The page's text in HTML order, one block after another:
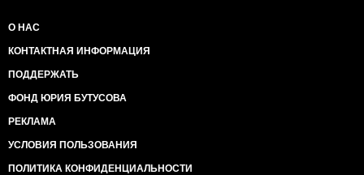
О НАС
КОНТАКТНАЯ ИНФОРМАЦИЯ
ПОДДЕРЖАТЬ
ФОНД ЮРИЯ БУТУСОВА
РЕКЛАМА
УСЛОВИЯ ПОЛЬЗОВАНИЯ
ПОЛИТИКА КОНФИДЕНЦИАЛЬНОСТИ